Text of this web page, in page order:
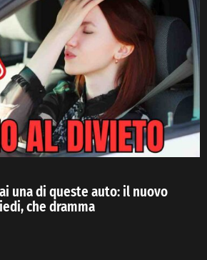
una di queste auto: il nuovo
che dramma